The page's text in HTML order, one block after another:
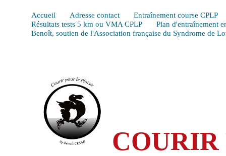
Accueil Adresse contact
Entraînement course CPLP
Résultats tests 5 km ou VMA CPLP
Plan d'entraînement
Benoît, soutien de l'Association française du Syndrome de